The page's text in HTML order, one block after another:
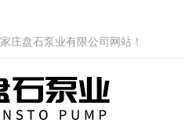
庄盘石泵业有限公司网站！